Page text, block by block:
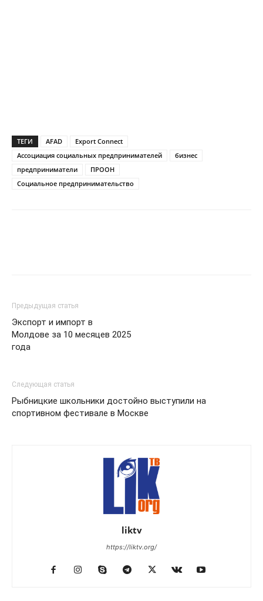
ТЕГИ AFAD
Export Connect
Ассоциация социальных предпринимателей
бизнес
предприниматели
ПРООН
Социальное предпринимательство
Предыдущая статья
Экспорт и импорт в
Молдове за 10 месяцев 2025
года
Следующая статья
Рыбницкие школьники достойно выступили на
спортивном фестивале в Москве
liktv
https://liktv.org/